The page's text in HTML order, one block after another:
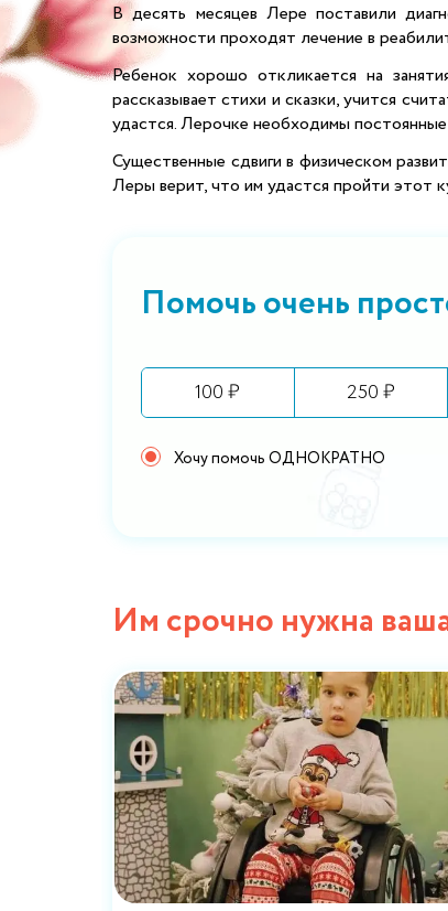
В десять месяцев Лере поставили
возможности проходят лечение в
Ребенок хорошо откликается на
рассказывает стихи и сказки, учится
удастся. Лерочке необходимы
Существенные сдвиги в физическом
Леры верит, что им удастся пройти этот
Помочь очень
100 ₽ 250 ₽
Хочу помочь ОДНОКРАТНО
Им срочно нужна